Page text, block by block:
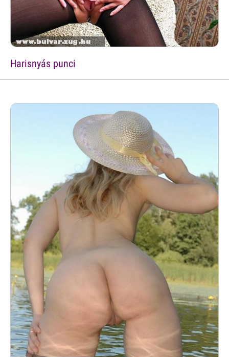
Harisnyás punci